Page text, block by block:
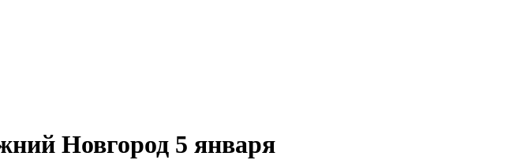
Новгород 5 января